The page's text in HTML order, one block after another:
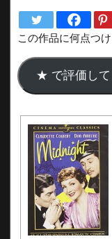
この作品に何点つ